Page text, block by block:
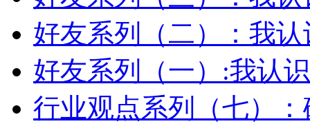
好友系列（二）：我认
好友系列（一）:我认
行业观点系列（七）